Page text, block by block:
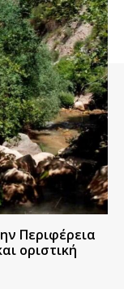
Περιφέρεια
οριστική